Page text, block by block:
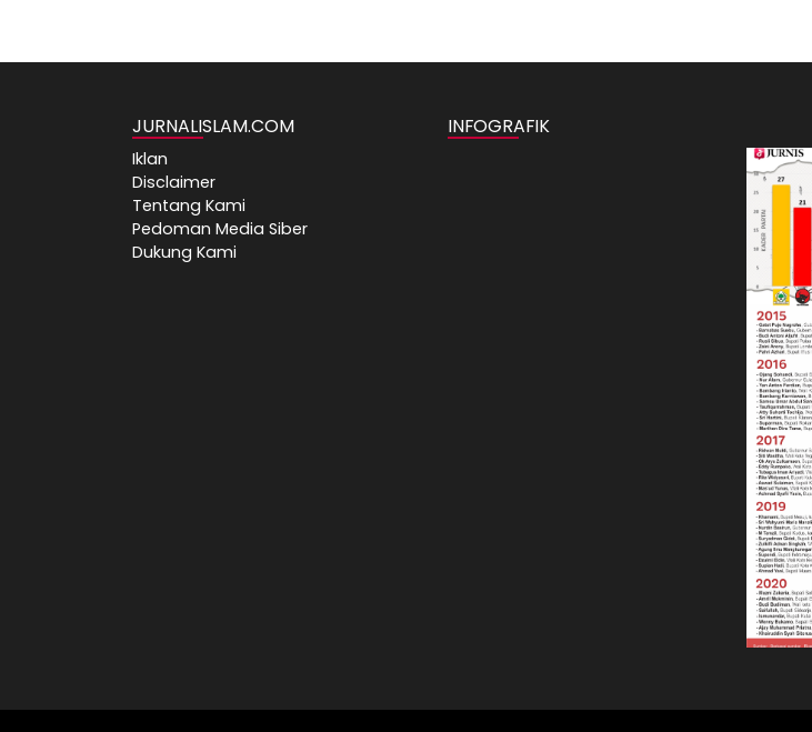
JURNALISLAM.COM
Iklan
Disclaimer
Tentang Kami
Pedoman Media Siber
Dukung Kami
INFOGRAFIK